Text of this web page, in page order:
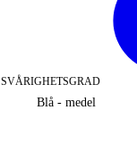
SVÅRIGHETSGRAD
Blå - medel